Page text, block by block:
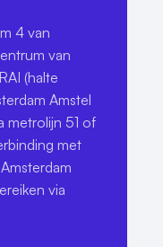
4 van
van
(halte
Amstel
metrolijn 51 of
met
via